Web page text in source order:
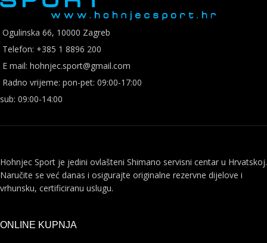
Ogulinska 66, 10000 Zagreb
Telefon: +385 1 8896 200
E mail: hohnjec.sport@gmail.com
Radno vrijeme: pon-pet: 09:00-17:00
sub: 09:00-14:00
Hohnjec Sport je jedini ovlašteni Shimano servisni centar u Hrvatskoj.
Naručite se već danas i osigurajte originalne rezervne dijelove i
vrhunsku, certificiranu uslugu.
ONLINE KUPNJA